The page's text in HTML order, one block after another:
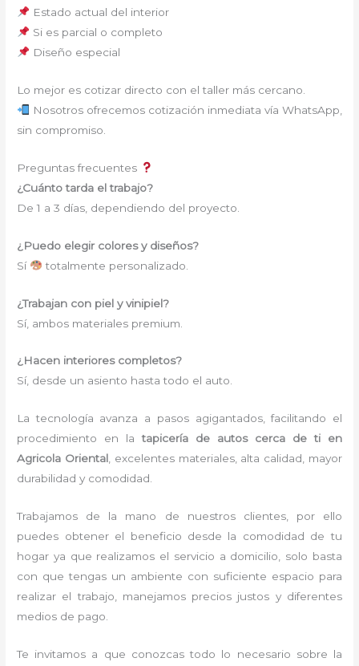
Estado actual del interior
Si es parcial o completo
Diseño especial
Lo mejor es cotizar directo con el taller más cercano.
Nosotros ofrecemos cotización inmediata vía WhatsApp,
sin compromiso.
Preguntas frecuentes
¿Cuánto tarda el trabajo?
De 1 a 3 días, dependiendo del proyecto.
¿Puedo elegir colores y diseños?
Sí
totalmente personalizado.
¿Trabajan con piel y vinipiel?
Sí, ambos materiales premium.
¿Hacen interiores completos?
Sí, desde un asiento hasta todo el auto.
La tecnología avanza a pasos agigantados, facilitando el
procedimiento en latapicería de autos cerca de ti en
Agricola Oriental,excelentes materiales, alta calidad, mayor
durabilidad y comodidad.
Trabajamos de la mano de nuestros clientes, por ello
puedes obtener el beneficio desde la comodidad de tu
hogar ya que realizamos el servicio a domicilio, solo basta
con que tengas un ambiente con suficiente espacio para
realizar el trabajo, manejamos precios justos y diferentes
medios de pago.
Te invitamos a que conozcas todo lo necesario sobre la